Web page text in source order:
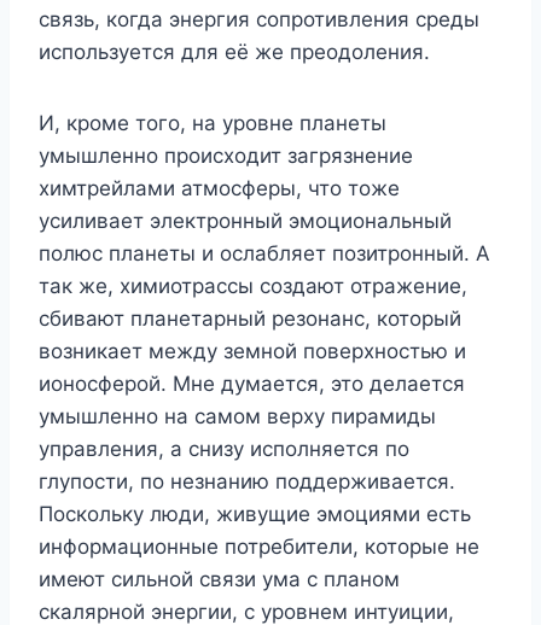
связь, когда энергия сопротивления среды
используется для её же преодоления.
И, кроме того, на уровне планеты
умышленно происходит загрязнение
химтрейлами атмосферы, что тоже
усиливает электронный эмоциональный
полюс планеты и ослабляет позитронный. А
так же, химиотрассы создают отражение,
сбивают планетарный резонанс, который
возникает между земной поверхностью и
ионосферой. Мне думается, это делается
умышленно на самом верху пирамиды
управления, а снизу исполняется по
глупости, по незнанию поддерживается.
Поскольку люди, живущие эмоциями есть
информационные потребители, которые не
имеют сильной связи ума с планом
скалярной энергии, с уровнем интуиции,